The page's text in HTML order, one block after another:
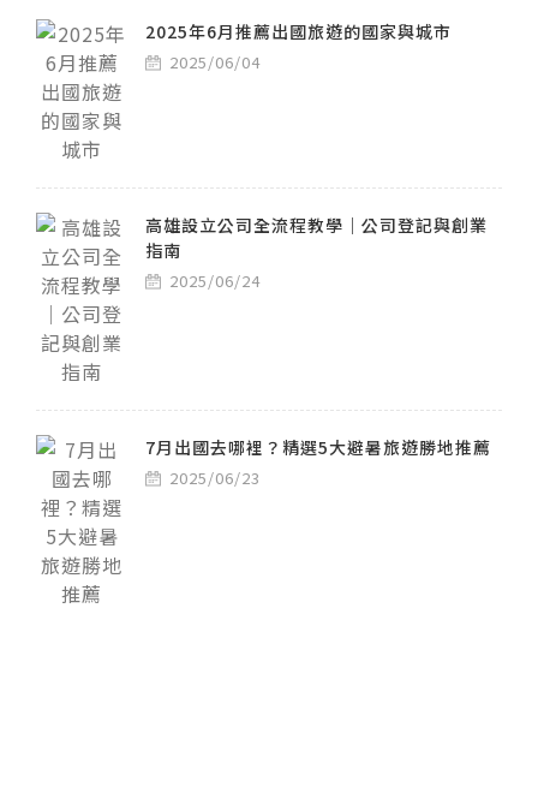
2025年6月推薦出國旅遊的國家與城市
2025/06/04
高雄設立公司全流程教學｜公司登記與創業
指南
2025/06/24
7月出國去哪裡？精選5大避暑旅遊勝地推薦
2025/06/23